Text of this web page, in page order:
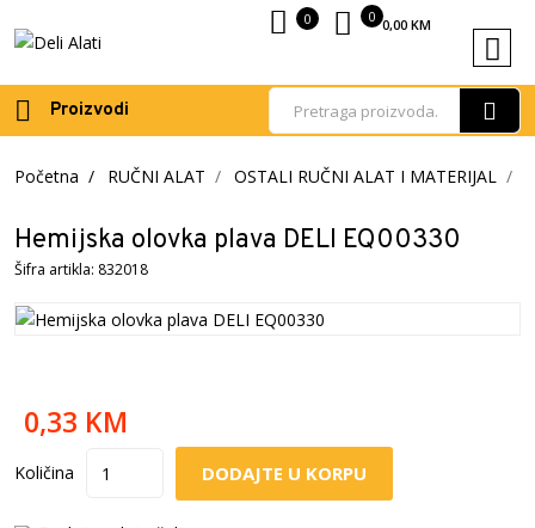
Proizvodi
0 0,00 KM
0
Početna RUČNI ALAT OSTALI RUČNI ALAT I MATERIJAL
Hemijska olovka plava DELI EQ00330
Šifra artikla: 832018
0,33 KM
Količina DODAJTE U KORPU